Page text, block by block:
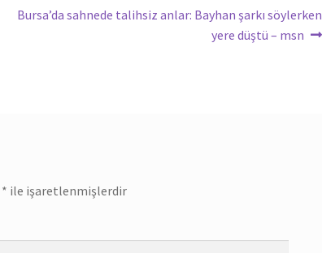
Sonraki
Bursa’da sahnede talihsiz anlar: Bayhan şarkı söylerken
yere düştü – msn
* ile işaretlenmişlerdir